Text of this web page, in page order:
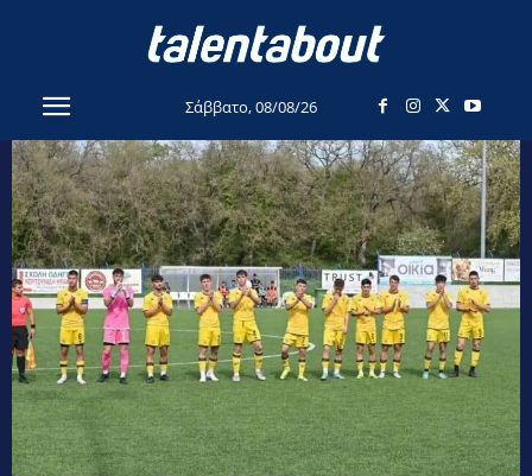
Σάββατο, 08/08/26